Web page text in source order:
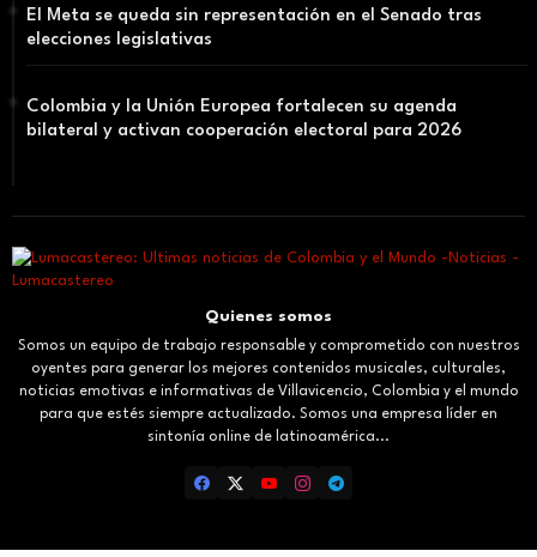
El Meta se queda sin representación en el Senado tras
elecciones legislativas
Colombia y la Unión Europea fortalecen su agenda
bilateral y activan cooperación electoral para 2026
Quienes somos
Somos un equipo de trabajo responsable y comprometido con nuestros
oyentes para generar los mejores contenidos musicales, culturales,
noticias emotivas e informativas de Villavicencio, Colombia y el mundo
para que estés siempre actualizado. Somos una empresa líder en
sintonía online de latinoamérica...